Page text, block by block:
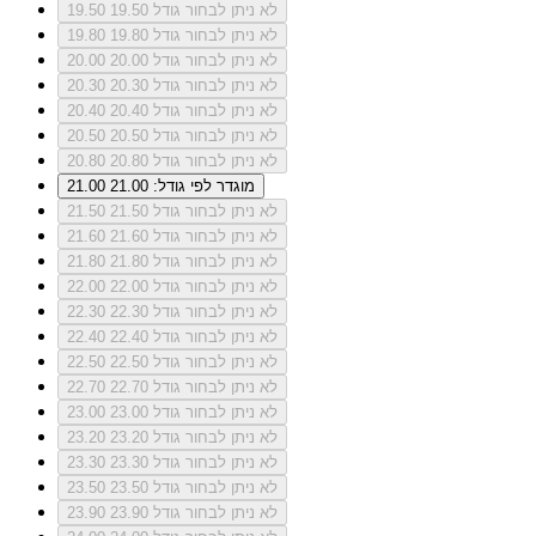
19.50
לא ניתן לבחור גודל 19.50
19.80
לא ניתן לבחור גודל 19.80
20.00
לא ניתן לבחור גודל 20.00
20.30
לא ניתן לבחור גודל 20.30
20.40
לא ניתן לבחור גודל 20.40
20.50
לא ניתן לבחור גודל 20.50
20.80
לא ניתן לבחור גודל 20.80
21.00
מוגדר לפי גודל: 21.00
21.50
לא ניתן לבחור גודל 21.50
21.60
לא ניתן לבחור גודל 21.60
21.80
לא ניתן לבחור גודל 21.80
22.00
לא ניתן לבחור גודל 22.00
22.30
לא ניתן לבחור גודל 22.30
22.40
לא ניתן לבחור גודל 22.40
22.50
לא ניתן לבחור גודל 22.50
22.70
לא ניתן לבחור גודל 22.70
23.00
לא ניתן לבחור גודל 23.00
23.20
לא ניתן לבחור גודל 23.20
23.30
לא ניתן לבחור גודל 23.30
23.50
לא ניתן לבחור גודל 23.50
23.90
לא ניתן לבחור גודל 23.90